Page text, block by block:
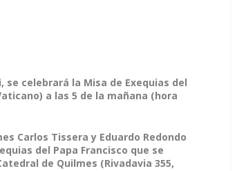
se celebrará la Misa de Exequias del
a las 5 de la mañana (hora
Carlos Tissera y Eduardo Redondo
del Papa Francisco que se
de Quilmes (Rivadavia 355,